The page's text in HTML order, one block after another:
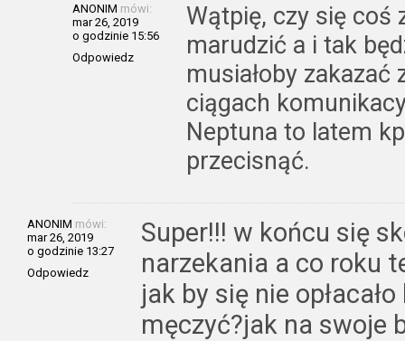
ANONIM mówi:
mar 26, 2019
o godzinie 15:56
Odpowiedz
Wątpię, czy się coś
marudzić a i tak
musiałoby
ciągach
Neptuna to latem
przecisnąć.
ANONIM mówi:
mar 26, 2019
o godzinie 13:27
Odpowiedz
Super!!! w końcu się
narzekania a co roku
jak by się nie
męczyć?jak na swoje